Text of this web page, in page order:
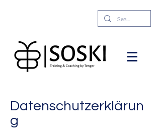
Datenschutzerklärun
g